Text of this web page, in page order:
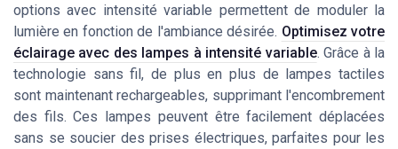
options avec intensité variable permettent de moduler la
lumière en fonction de l'ambiance désirée. Optimisez votre
éclairage avec des lampes à intensité variable. Grâce à la
technologie sans fil, de plus en plus de lampes tactiles
sont maintenant rechargeables, supprimant l'encombrement
des fils. Ces lampes peuvent être facilement déplacées
sans se soucier des prises électriques, parfaites pour les